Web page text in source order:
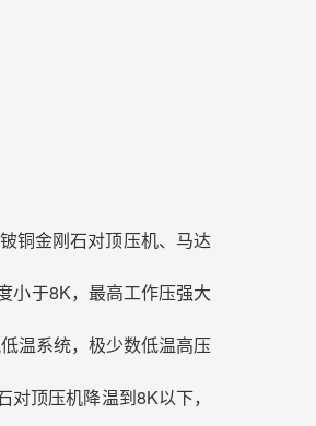
铜金刚石对顶压机、马达
小于8K，最高工作压强大
温系统，极少数低温高压
顶压机降温到8K以下，